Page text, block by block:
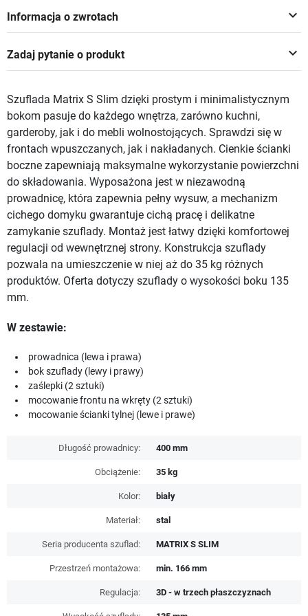
keyboard_arrow_down
Informacja o zwrotach
keyboard_arrow_down
Zadaj pytanie o produkt
Szuflada Matrix S Slim dzięki prostym i minimalistycznym
bokom pasuje do każdego wnętrza, zarówno kuchni,
garderoby, jak i do mebli wolnostojących. Sprawdzi się w
frontach wpuszczanych, jak i nakładanych. Cienkie ścianki
boczne zapewniają maksymalne wykorzystanie powierzchni
do składowania. Wyposażona jest w niezawodną
prowadnicę, która zapewnia pełny wysuw, a mechanizm
cichego domyku gwarantuje cichą pracę i delikatne
zamykanie szuflady. Montaż jest łatwy dzięki komfortowej
regulacji od wewnętrznej strony. Konstrukcja szuflady
pozwala na umieszczenie w niej aż do 35 kg różnych
produktów. Oferta dotyczy szuflady o wysokości boku 135
mm.
W zestawie:
prowadnica (lewa i prawa)
bok szuflady (lewy i prawy)
zaślepki (2 sztuki)
mocowanie frontu na wkręty (2 sztuki)
mocowanie ścianki tylnej (lewe i prawe)
Długość prowadnicy: 400 mm
Obciążenie: 35 kg
Kolor: biały
Materiał: stal
Seria producenta szuflad: MATRIX S SLIM
Przestrzeń montażowa: min. 166 mm
Regulacja: 3D - w trzech płaszczyznach